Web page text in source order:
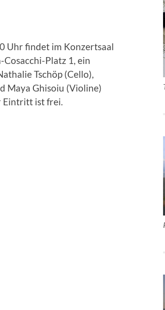
Uhr findet im Konzertsaal
Platz 1, ein
Tschöp (Cello),
Maya Ghisoiu (Violine)
Eintritt ist frei.